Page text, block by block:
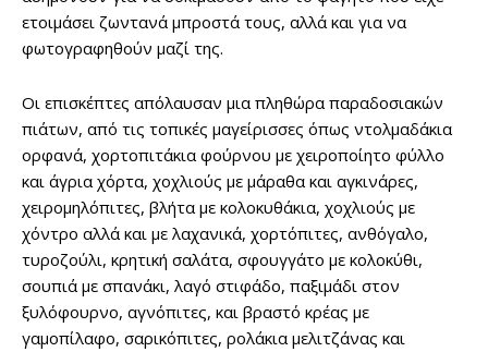
ετοιμάσει ζωντανά μπροστά τους, αλλά και για να
φωτογραφηθούν μαζί της.
Οι επισκέπτες απόλαυσαν μια πληθώρα παραδοσιακών
πιάτων, από τις τοπικές μαγείρισσες όπως ντολμαδάκια
ορφανά, χορτοπιτάκια φούρνου με χειροποίητο φύλλο
και άγρια χόρτα, χοχλιούς με μάραθα και αγκινάρες,
χειρομηλόπιτες, βλήτα με κολοκυθάκια, χοχλιούς με
χόντρο αλλά και με λαχανικά, χορτόπιτες, ανθόγαλο,
τυροζούλι, κρητική σαλάτα, σφουγγάτο με κολοκύθι,
σουπιά με σπανάκι, λαγό στιφάδο, παξιμάδι στον
ξυλόφουρνο, αγνόπιτες, και βραστό κρέας με
γαμοπίλαφο, σαρικόπιτες, ρολάκια μελιτζάνας και